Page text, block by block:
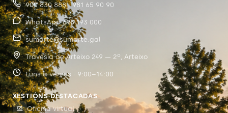
900 830 888 · 981 65 90 90
WhatsApp 698 193 000
sumarte@sumarte.gal
Travesía de Arteixo 249 — 2º, Arteixo
Luns a venres · 9:00–14:00
XESTIÓNS DESTACADAS
Oficina virtual